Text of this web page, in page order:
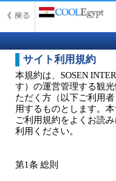
サイト利用規約
本規約は、SOSEN
す）の運営管理する観
ただく方（以下ご利用
用するものとします。
ご利用規約をよくお読
利用ください。
第1条 総則